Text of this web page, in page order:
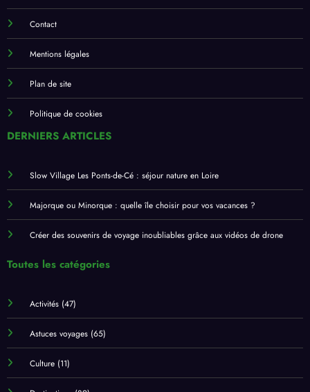
Contact
Mentions légales
Plan de site
Politique de cookies
DERNIERS ARTICLES
Slow Village Les Ponts-de-Cé : séjour nature en Loire
Majorque ou Minorque : quelle île choisir pour vos vacances ?
Créer des souvenirs de voyage inoubliables grâce aux vidéos de drone
Toutes les catégories
Activités(47)
Astuces voyages(65)
Culture(11)